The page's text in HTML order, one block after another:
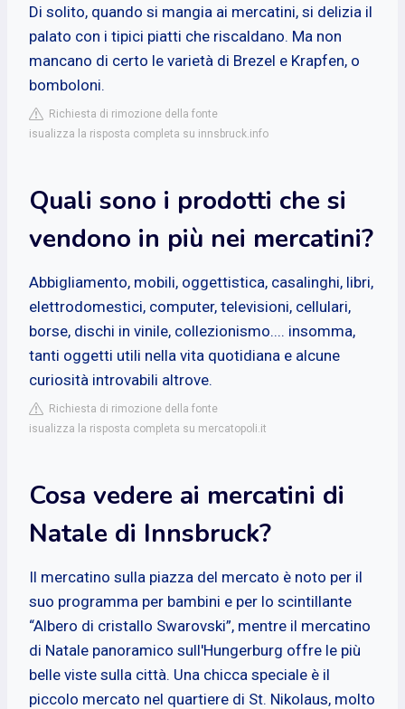
Di solito, quando si mangia ai mercatini, si delizia il
palato con i tipici piatti che riscaldano. Ma non
mancano di certo le varietà di Brezel e Krapfen, o
bomboloni.
Richiesta di rimozione della fonte
isualizza la risposta completa su innsbruck.info
Quali sono i prodotti che si
vendono in più nei mercatini?
Abbigliamento, mobili, oggettistica, casalinghi, libri,
elettrodomestici, computer, televisioni, cellulari,
borse, dischi in vinile, collezionismo.... insomma,
tanti oggetti utili nella vita quotidiana e alcune
curiosità introvabili altrove.
Richiesta di rimozione della fonte
isualizza la risposta completa su mercatopoli.it
Cosa vedere ai mercatini di
Natale di Innsbruck?
Il mercatino sulla piazza del mercato è noto per il
suo programma per bambini e per lo scintillante
“Albero di cristallo Swarovski”, mentre il mercatino
di Natale panoramico sull'Hungerburg offre le più
belle viste sulla città. Una chicca speciale è il
piccolo mercato nel quartiere di St. Nikolaus, molto